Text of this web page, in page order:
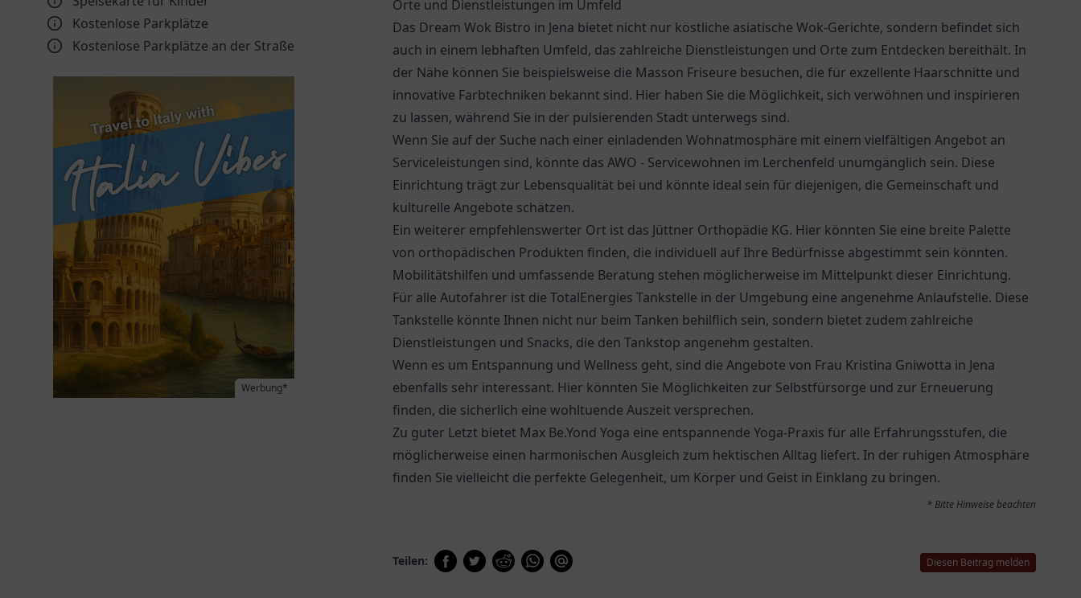
Kostenlose Parkplätze
Kostenlose Parkplätze an der Straße
Werbung*
Orte und Dienstleistungen im Umfeld
Das Dream Wok Bistro in Jena bietet nicht nur köstliche asiatische Wok-Gerichte, sondern befindet sich
auch in einem lebhaften Umfeld, das zahlreiche Dienstleistungen und Orte zum Entdecken bereithält. In
der Nähe können Sie beispielsweise die Masson Friseure besuchen, die für exzellente Haarschnitte und
innovative Farbtechniken bekannt sind. Hier haben Sie die Möglichkeit, sich verwöhnen und inspirieren
zu lassen, während Sie in der pulsierenden Stadt unterwegs sind.
Wenn Sie auf der Suche nach einer einladenden Wohnatmosphäre mit einem vielfältigen Angebot an
Serviceleistungen sind, könnte das AWO - Servicewohnen im Lerchenfeld unumgänglich sein. Diese
Einrichtung trägt zur Lebensqualität bei und könnte ideal sein für diejenigen, die Gemeinschaft und
kulturelle Angebote schätzen.
Ein weiterer empfehlenswerter Ort ist das Jüttner Orthopädie KG. Hier könnten Sie eine breite Palette
von orthopädischen Produkten finden, die individuell auf Ihre Bedürfnisse abgestimmt sein könnten.
Mobilitätshilfen und umfassende Beratung stehen möglicherweise im Mittelpunkt dieser Einrichtung.
Für alle Autofahrer ist die TotalEnergies Tankstelle in der Umgebung eine angenehme Anlaufstelle. Diese
Tankstelle könnte Ihnen nicht nur beim Tanken behilflich sein, sondern bietet zudem zahlreiche
Dienstleistungen und Snacks, die den Tankstop angenehm gestalten.
Wenn es um Entspannung und Wellness geht, sind die Angebote von Frau Kristina Gniwotta in Jena
ebenfalls sehr interessant. Hier könnten Sie Möglichkeiten zur Selbstfürsorge und zur Erneuerung
finden, die sicherlich eine wohltuende Auszeit versprechen.
Zu guter Letzt bietet Max Be.Yond Yoga eine entspannende Yoga-Praxis für alle Erfahrungsstufen, die
möglicherweise einen harmonischen Ausgleich zum hektischen Alltag liefert. In der ruhigen Atmosphäre
finden Sie vielleicht die perfekte Gelegenheit, um Körper und Geist in Einklang zu bringen.
* Bitte Hinweise beachten
Teilen: Diesen Beitrag melden